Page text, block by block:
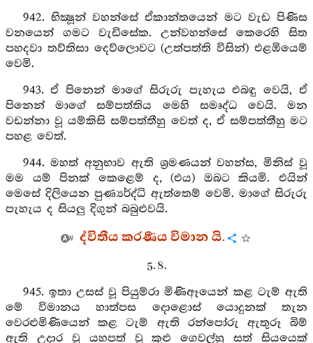
942. භික්‍ෂූන් වහන්සේ ඒකාන්තයෙන් මට වැඩ පිණිස
වනයෙන් ගමට වැඩිසේක. උන්වහන්සේ කෙරෙහි සිත
පහදවා තව්තිසා දෙව්ලොවට (උත්පත්ති විසින්) එළඹියෙම්
වෙමි.
943. ඒ පිනෙන් මාගේ සිරුරු පැහැය එබඳු වෙයි, ඒ
පිනෙන් මාගේ සම්පත්තිය මෙහි සමෘද්ධ වෙයි. මන
වඩන්නා වූ යම්කිසි සම්පත්තීහු වෙත් ද, ඒ සම්පත්තීහු මට
පහළ වෙත්.
944. මහත් අනුභාව ඇති ශ්‍රමණයන් වහන්ස, මිනිස් වූ
මම යම් පිනක් කෙළෙම් ද, (එය) ඔබට කියමි. එයින්
මෙසේ දිලියෙන පුණ්‍යර්ද්ධි ඇත්තෙම් වෙමි. මාගේ සිරුරු
පැහැය ද සියලු දිගුන් බබුළුවයි.
ද්විතීය කරණීය විමාන යි.
5. 8.
945. ඉතා උසස් වූ පියුම්රා මිණිඈයෙන් කළ ටැම් ඇති
මේ විමානය හාත්පස දොළොස් යොදුනක් තැන
වෙරළුමිණියෙන් කළ ටැම් ඇති රන්පෝරු ඇතුරූ බිම්
ඇති උදාර වූ යහපත් වූ කුළු ගෙවල්හු සත් සියයෙක්